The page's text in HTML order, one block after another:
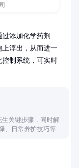
添加化学药剂
上浮出，从而进一
控制系统，可实时
关键步骤，同时解
、日常养护技巧等实